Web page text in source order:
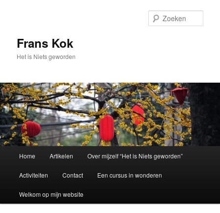
inhoudFrans Kok
Het is Niets geworden
Home Artikelen Over mijzelf “Het is Niets geworden”
Activiteiten Contact Een cursus in wonderen
Welkom op mijn website